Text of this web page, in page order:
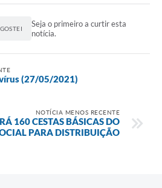
Seja o primeiro a curtir esta
notícia.
(27/05/2021)
NOTÍCIA MENOS RECENTE
160 CESTAS BÁSICAS DO
PARA DISTRIBUIÇÃO